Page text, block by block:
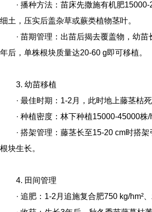
· 播种方法：苗床先撒施有机肥
细土，压实后盖杂草或蕨类植物茎叶。
· 苗期管理：出苗后揭去覆盖物，幼
年后，单株根块质量达20-60 g即可移植。
3. 幼苗移植
· 最佳时期：1-2月，此时地上藤茎枯
· 种植密度：林下种植15000-45000株
· 搭架管理：藤茎长至15-20 cm时搭
根块生长。
4. 田间管理
· 追肥：1-2月追施复合肥750 kg/hm²